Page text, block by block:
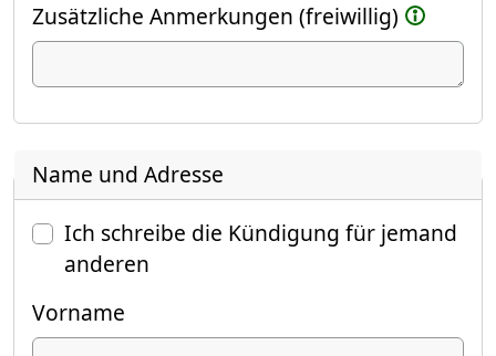
Zusätzliche Anmerkungen (freiwillig)
Name und Adresse
Ich schreibe die Kündigung für jemand
anderen
Vorname